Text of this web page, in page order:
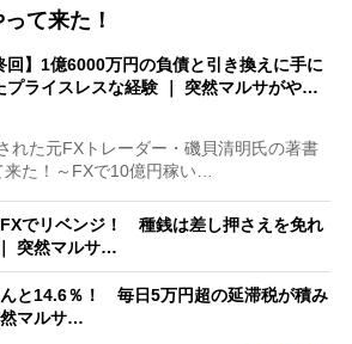
て来た！
回】1億6000万円の負債と引き換えに手に
プライスレスな経験 ｜ 突然マルサがや…
た元FXトレーダー・磯貝清明氏の著書
来た！～FXで10億円稼い…
FXでリベンジ！ 種銭は差し押さえを免れ
突然マルサ…
んと14.6％！ 毎日5万円超の延滞税が積み
然マルサ…